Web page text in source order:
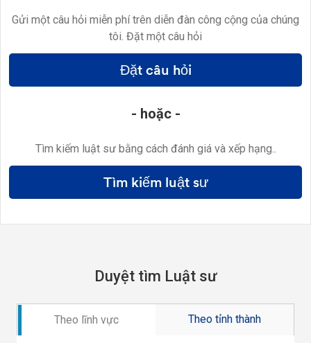
Gửi một câu hỏi miễn phí trên diễn đàn công cộng của chúng
tôi. Đặt một câu hỏi
Đặt câu hỏi
- hoặc -
Tìm kiếm luật sư bằng cách đánh giá và xếp hạng..
Tìm kiếm luật sư
Duyệt tìm Luật sư
Theo lĩnh vực Theo tỉnh thành